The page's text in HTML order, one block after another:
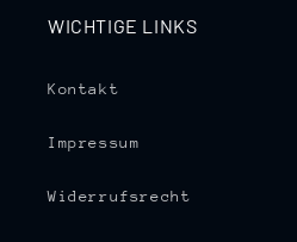
WICHTIGE LINKS
Kontakt
Impressum
Widerrufsrecht